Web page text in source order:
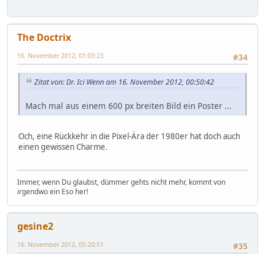
The Doctrix
#34
16. November 2012, 01:03:23
Zitat von: Dr. Ici Wenn am 16. November 2012, 00:50:42
Mach mal aus einem 600 px breiten Bild ein Poster ...
Och, eine Rückkehr in die Pixel-Ära der 1980er hat doch auch
einen gewissen Charme.
Immer, wenn Du glaubst, dümmer gehts nicht mehr, kommt von
irgendwo ein Eso her!
gesine2
#35
16. November 2012, 05:20:51